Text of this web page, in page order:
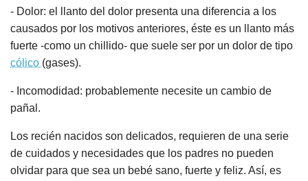
- Dolor: el llanto del dolor presenta una diferencia a los
causados por los motivos anteriores, éste es un llanto más
fuerte -como un chillido- que suele ser por un dolor de tipo
cólico (gases).
- Incomodidad: probablemente necesite un cambio de
pañal.
Los recién nacidos son delicados, requieren de una serie
de cuidados y necesidades que los padres no pueden
olvidar para que sea un bebé sano, fuerte y feliz. Así, es